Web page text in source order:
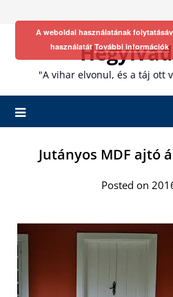
"A vihar elvonul, és a táj ott
Jutányos MDF ajtó
Posted on
A weboldal használatának
használatátTovábbi információk